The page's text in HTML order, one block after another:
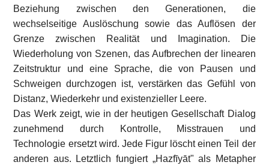
Beziehung zwischen den Generationen, die
wechselseitige Auslöschung sowie das Auflösen der
Grenze zwischen Realität und Imagination. Die
Wiederholung von Szenen, das Aufbrechen der linearen
Zeitstruktur und eine Sprache, die von Pausen und
Schweigen durchzogen ist, verstärken das Gefühl von
Distanz, Wiederkehr und existenzieller Leere.
Das Werk zeigt, wie in der heutigen Gesellschaft Dialog
zunehmend durch Kontrolle, Misstrauen und
Technologie ersetzt wird. Jede Figur löscht einen Teil der
anderen aus. Letztlich fungiert „Hazfīyāt" als Metapher